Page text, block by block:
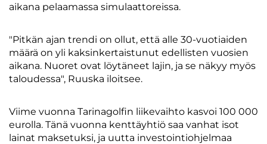
aikana pelaamassa simulaattoreissa.
"Pitkän ajan trendi on ollut, että alle 30-vuotiaiden
määrä on yli kaksinkertaistunut edellisten vuosien
aikana. Nuoret ovat löytäneet lajin, ja se näkyy myös
taloudessa", Ruuska iloitsee.
Viime vuonna Tarinagolfin liikevaihto kasvoi 100 000
eurolla. Tänä vuonna kenttäyhtiö saa vanhat isot
lainat maksetuksi, ja uutta investointiohjelmaa